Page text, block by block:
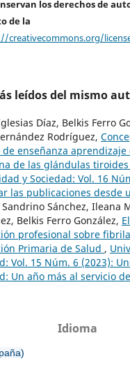
los derechos de
de la
creativecommons.org/
leídos del mismo
Díaz, Belkis Ferro
Rodríguez,
de enseñanza
de las glándulas
y Sociedad: Vol. 16
las publicaciones desde
Sánchez, Ileana
Belkis Ferro González,
profesional sobre
Primaria de Salud ,
Vol. 15 Núm. 6 (2023):
Un año más al servicio
Idioma